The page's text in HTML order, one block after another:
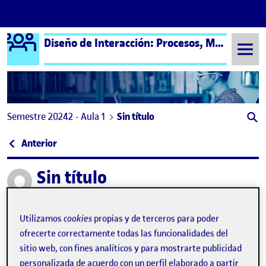
Saltar al contenido
Logo Ágora Diseño de Interacción: Procesos, Métodos y Técnicas – Aula 1
Semestre 20242 - Aula 1 Sin título
Navegación de entradas
Anterior: Reto 5 – Storyboard y Sketching
Publicado porSin título
Storyboard: Vínculos
La propuesta nace de la investigación realizada en el Reto 3,
Utilizamoscookies propias y de terceros para poder
ofrecerte correctamente todas las funcionalidades del
sitio web, con fines analíticos y para mostrarte publicidad
personalizada de acuerdo con un perfil elaborado a partir